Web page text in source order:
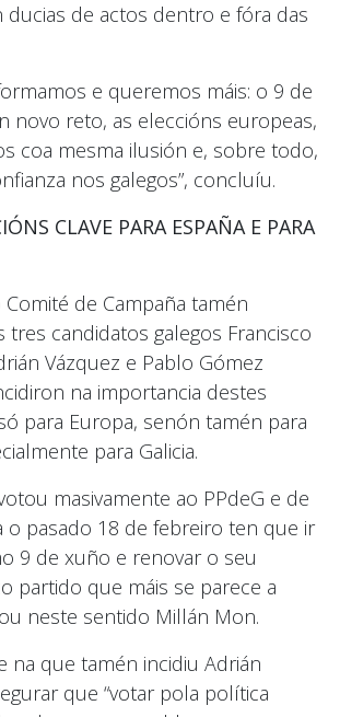
de actos dentro e fóra das
e queremos máis: o 9 de
novo reto, as eleccións europeas,
coa mesma ilusión e, sobre todo,
nos galegos”, concluíu.
CLAVE PARA ESPAÑA E PARA
de Campaña tamén
tres candidatos galegos Francisco
Vázquez e Pablo Gómez
na importancia destes
para Europa, senón tamén para
para Galicia.
masivamente ao PPdeG e de
o pasado 18 de febreiro ten que ir
9 de xuño e renovar o seu
partido que máis se parece a
neste sentido Millán Mon.
na que tamén incidiu Adrián
que “votar pola política